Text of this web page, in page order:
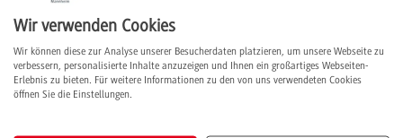
weiterlesen
Wir verwenden Cookies
Wir können diese zur Analyse unserer Besucherdaten platzieren, um unsere Webseite zu
verbessern, personalisierte Inhalte anzuzeigen und Ihnen ein großartiges Webseiten-
Erlebnis zu bieten. Für weitere Informationen zu den von uns verwendeten Cookies
öffnen Sie die Einstellungen.